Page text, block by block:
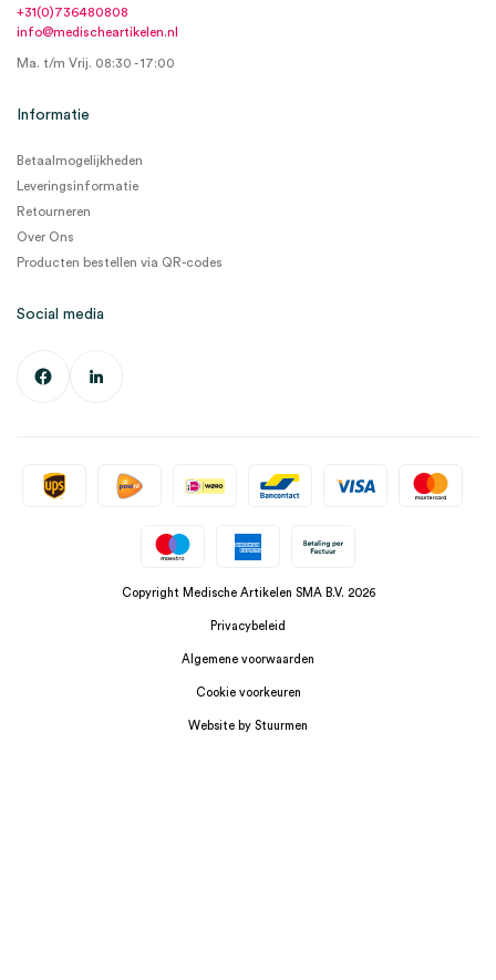
+31(0)736480808
info@medischeartikelen.nl
Ma. t/m Vrij. 08:30 - 17:00
Informatie
Betaalmogelijkheden
Leveringsinformatie
Retourneren
Over Ons
Producten bestellen via QR-codes
Social media
Copyright Medische Artikelen SMA B.V. 2026
Privacybeleid
Algemene voorwaarden
Cookie voorkeuren
Website by Stuurmen